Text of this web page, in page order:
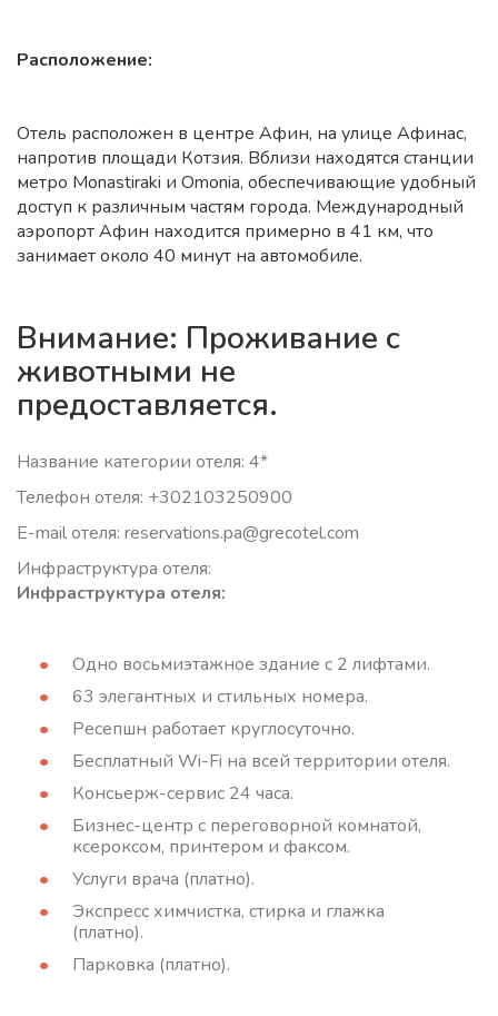
Расположение:
Отель расположен в центре Афин, на улице Афинас,
напротив площади Котзия. Вблизи находятся станции
метро Monastiraki и Omonia, обеспечивающие удобный
доступ к различным частям города. Международный
аэропорт Афин находится примерно в 41 км, что
занимает около 40 минут на автомобиле.
Внимание: Проживание с
животными не
предоставляется.
Название категории отеля: 4*
Телефон отеля: +302103250900
E-mail отеля: reservations.pa@grecotel.com
Инфраструктура отеля:
Инфраструктура отеля:
Одно восьмиэтажное здание с 2 лифтами.
63 элегантных и стильных номера.
Ресепшн работает круглосуточно.
Бесплатный Wi-Fi на всей территории отеля.
Консьерж-сервис 24 часа.
Бизнес-центр с переговорной комнатой,
ксероксом, принтером и факсом.
Услуги врача (платно).
Экспресс химчистка, стирка и глажка
(платно).
Парковка (платно).